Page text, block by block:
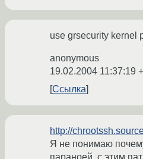
use grsecurity kernel
anonymous
19.02.2004 11:37:19
Ссылка
http://
Я не понимаю